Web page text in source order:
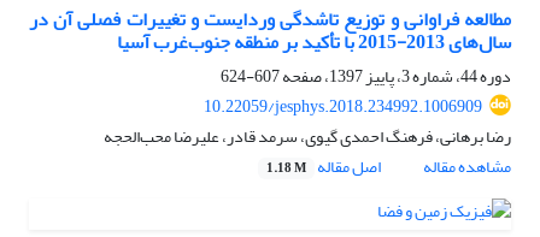
مطالعه فراوانی و توزیع تاشدگی‌ وردایست و تغییرات فصلی آن در
سال‌های 2013-2015 با تأکید بر منطقه جنوب‌غرب آسیا
دوره 44، شماره 3، پاییز 1397، صفحه
607-624
10.22059/jesphys.2018.234992.1006909
رضا برهانی، فرهنگ احمدی گیوی، سرمد قادر، علیرضا محب‌الحجه
مشاهده مقاله
اصل مقاله 1.18 M